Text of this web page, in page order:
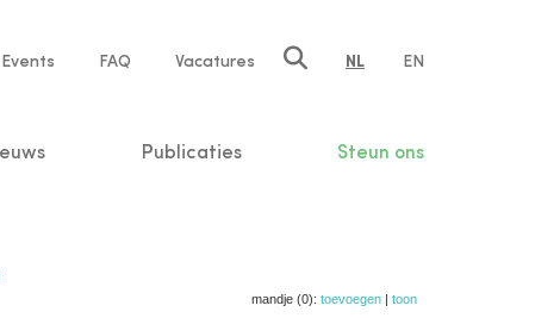
Events FAQ Vacatures NL EN
Publicaties Steun ons
mandje (0): toevoegen | toon